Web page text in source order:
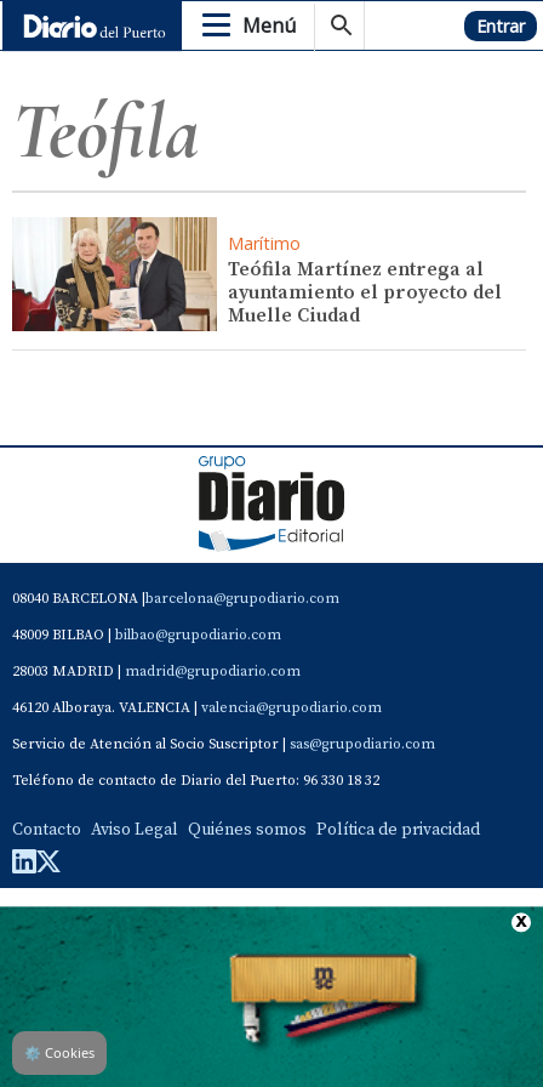
Menú Hemeroteca Entrar
Teófila
Marítimo
Teófila Martínez entrega al
ayuntamiento el proyecto del
Muelle Ciudad
08040 BARCELONA | barcelona@grupodiario.com
48009 BILBAO | bilbao@grupodiario.com
28003 MADRID | madrid@grupodiario.com
46120 Alboraya. VALENCIA | valencia@grupodiario.com
Servicio de Atención al Socio Suscriptor | sas@grupodiario.com
Teléfono de contacto de Diario del Puerto: 96 330 18 32
Contacto Aviso Legal Quiénes somos Política de privacidad
⚙ Cookies